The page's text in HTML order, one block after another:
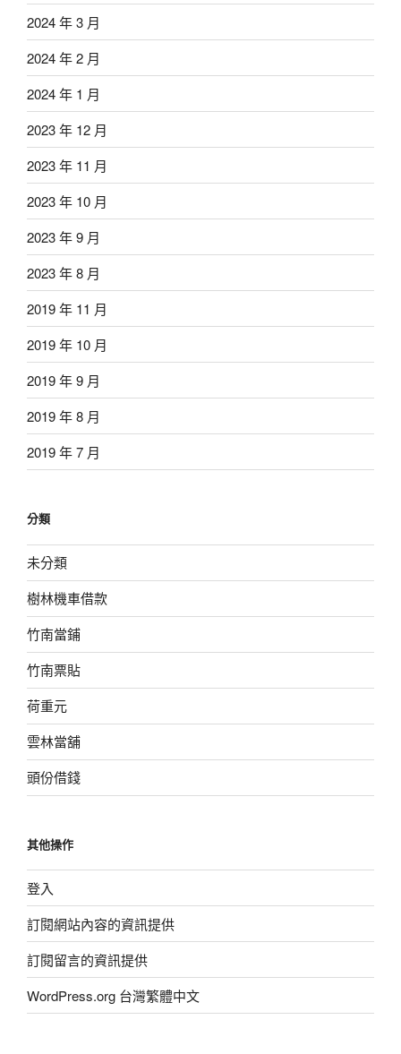
2024 年 3 月
2024 年 2 月
2024 年 1 月
2023 年 12 月
2023 年 11 月
2023 年 10 月
2023 年 9 月
2023 年 8 月
2019 年 11 月
2019 年 10 月
2019 年 9 月
2019 年 8 月
2019 年 7 月
分類
未分類
樹林機車借款
竹南當鋪
竹南票貼
荷重元
雲林當舖
頭份借錢
其他操作
登入
訂閱網站內容的資訊提供
訂閱留言的資訊提供
WordPress.org 台灣繁體中文